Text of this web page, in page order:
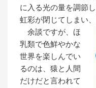
に入る光の量を調節
虹彩が閉じてしまい
余談ですが、ほ
乳類で色鮮やかな
世界を楽しんでい
るのは、猿と人間
だけだと言われて